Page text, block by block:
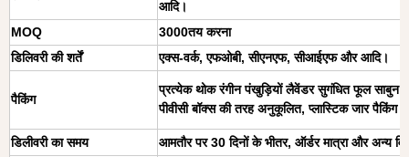
आदि।
MOQ
3000तय करना
डिलिवरी की शर्तें
एक्स-वर्क, एफओबी, सीएनएफ, सीआईएफ और आदि।
पैकिंग
प्रत्येक थोक रंगीन पंखुड़ियों लैवेंडर सुगंधित फूल साबुन
पीवीसी बॉक्स की तरह अनुकूलित, प्लास्टिक जार
डिलीवरी का समय
आमतौर पर 30 दिनों के भीतर, ऑर्डर मात्रा और अन्य